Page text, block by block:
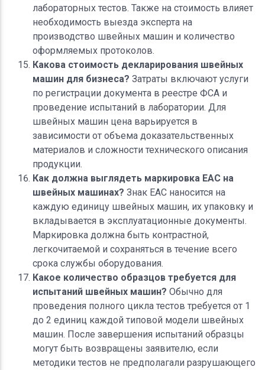
лабораторных тестов. Также на стоимость влияет
необходимость выезда эксперта на
производство швейных машин и количество
оформляемых протоколов.
Какова стоимость декларирования швейных
машин для бизнеса? Затраты включают услуги
по регистрации документа в реестре ФСА и
проведение испытаний в лаборатории. Для
швейных машин цена варьируется в
зависимости от объема доказательственных
материалов и сложности технического описания
продукции.
Как должна выглядеть маркировка ЕАС на
швейных машинах? Знак ЕАС наносится на
каждую единицу швейных машин, их упаковку и
вкладывается в эксплуатационные документы.
Маркировка должна быть контрастной,
легкочитаемой и сохраняться в течение всего
срока службы оборудования.
Какое количество образцов требуется для
испытаний швейных машин? Обычно для
проведения полного цикла тестов требуется от 1
до 2 единиц каждой типовой модели швейных
машин. После завершения испытаний образцы
могут быть возвращены заявителю, если
методики тестов не предполагали разрушающего